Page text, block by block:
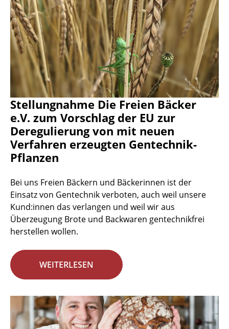
Stellungnahme Die Freien Bäcker
e.V. zum Vorschlag der EU zur
Deregulierung von mit neuen
Verfahren erzeugten Gentechnik-
Pflanzen
Bei uns Freien Bäckern und Bäckerinnen ist der
Einsatz von Gentechnik verboten, auch weil unsere
Kund:innen das verlangen und weil wir aus
Überzeugung Brote und Backwaren gentechnikfrei
herstellen wollen.
WEITERLESEN